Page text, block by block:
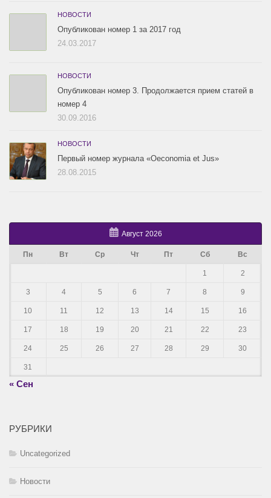
НОВОСТИ
Опубликован номер 1 за 2017 год
24.03.2017
НОВОСТИ
Опубликован номер 3. Продолжается прием статей в
номер 4
30.09.2016
НОВОСТИ
Первый номер журнала «Oeconomia et Jus»
28.08.2015
Август 2026
Пн Вт Ср Чт Пт Сб Вс
1 2
3 4 5 6 7 8 9
10 11 12 13 14 15 16
17 18 19 20 21 22 23
24 25 26 27 28 29 30
31
« Сен
РУБРИКИ
Uncategorized
Новости